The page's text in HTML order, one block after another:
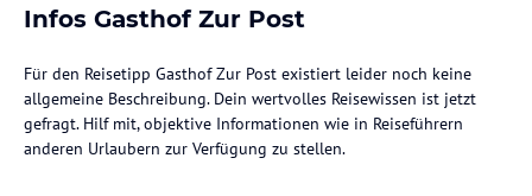
Infos Gasthof Zur Post
Für den Reisetipp Gasthof Zur Post existiert leider noch keine
allgemeine Beschreibung. Dein wertvolles Reisewissen ist jetzt
gefragt. Hilf mit, objektive Informationen wie in Reiseführern
anderen Urlaubern zur Verfügung zu stellen.